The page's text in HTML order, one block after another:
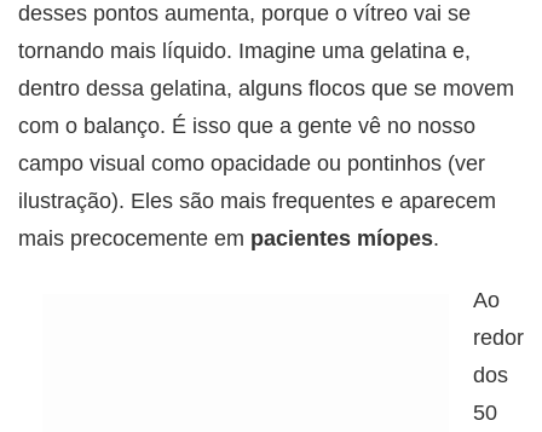
desses pontos aumenta, porque o vítreo vai se
tornando mais líquido. Imagine uma gelatina e,
dentro dessa gelatina, alguns flocos que se movem
com o balanço. É isso que a gente vê no nosso
campo visual como opacidade ou pontinhos (ver
ilustração). Eles são mais frequentes e aparecem
mais precocemente em pacientes míopes.
Ao
redor
dos
50